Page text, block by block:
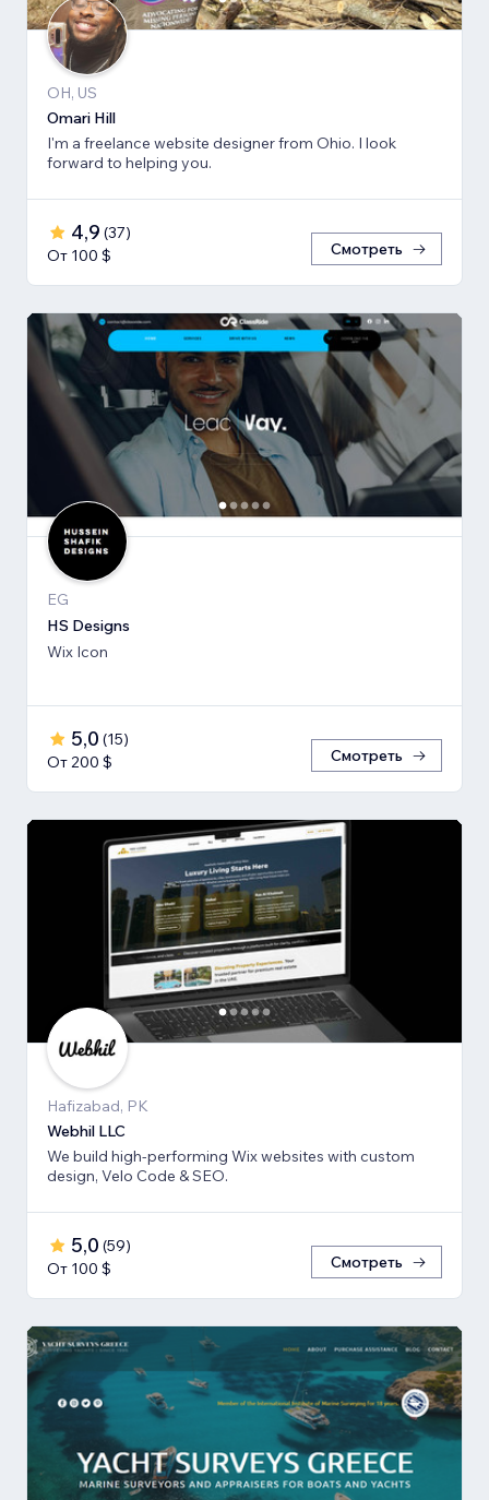
OH, US
Omari Hill
I'm a freelance website designer from Ohio. I look
forward to helping you.
4,9 (37)
От 100 $
Смотреть
EG
HS Designs
Wix Icon
5,0 (15)
От 200 $
Смотреть
Hafizabad, PK
Webhil LLC
We build high-performing Wix websites with custom
design, Velo Code & SEO.
5,0 (59)
От 100 $
Смотреть